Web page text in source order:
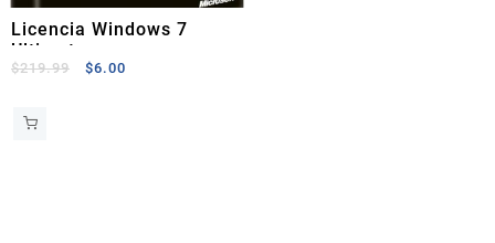
Licencia Windows 7
Ultimate
$219.99
El
$6.00